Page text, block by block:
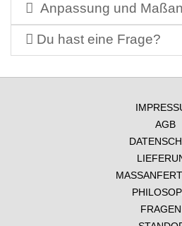
Anpassung und
Du hast eine Frage?
AGB